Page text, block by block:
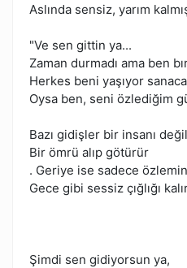
Aslında sensiz, yarım
"Ve sen gittin ya...
Zaman durmadı ama ben
Herkes beni yaşıyor
Oysa ben, seni özlediğim
Bazı gidişler bir insanı
Bir ömrü alıp götürür
. Geriye ise sadece özlemin
Gece gibi sessiz çığlığı
Şimdi sen gidiyorsun ya,